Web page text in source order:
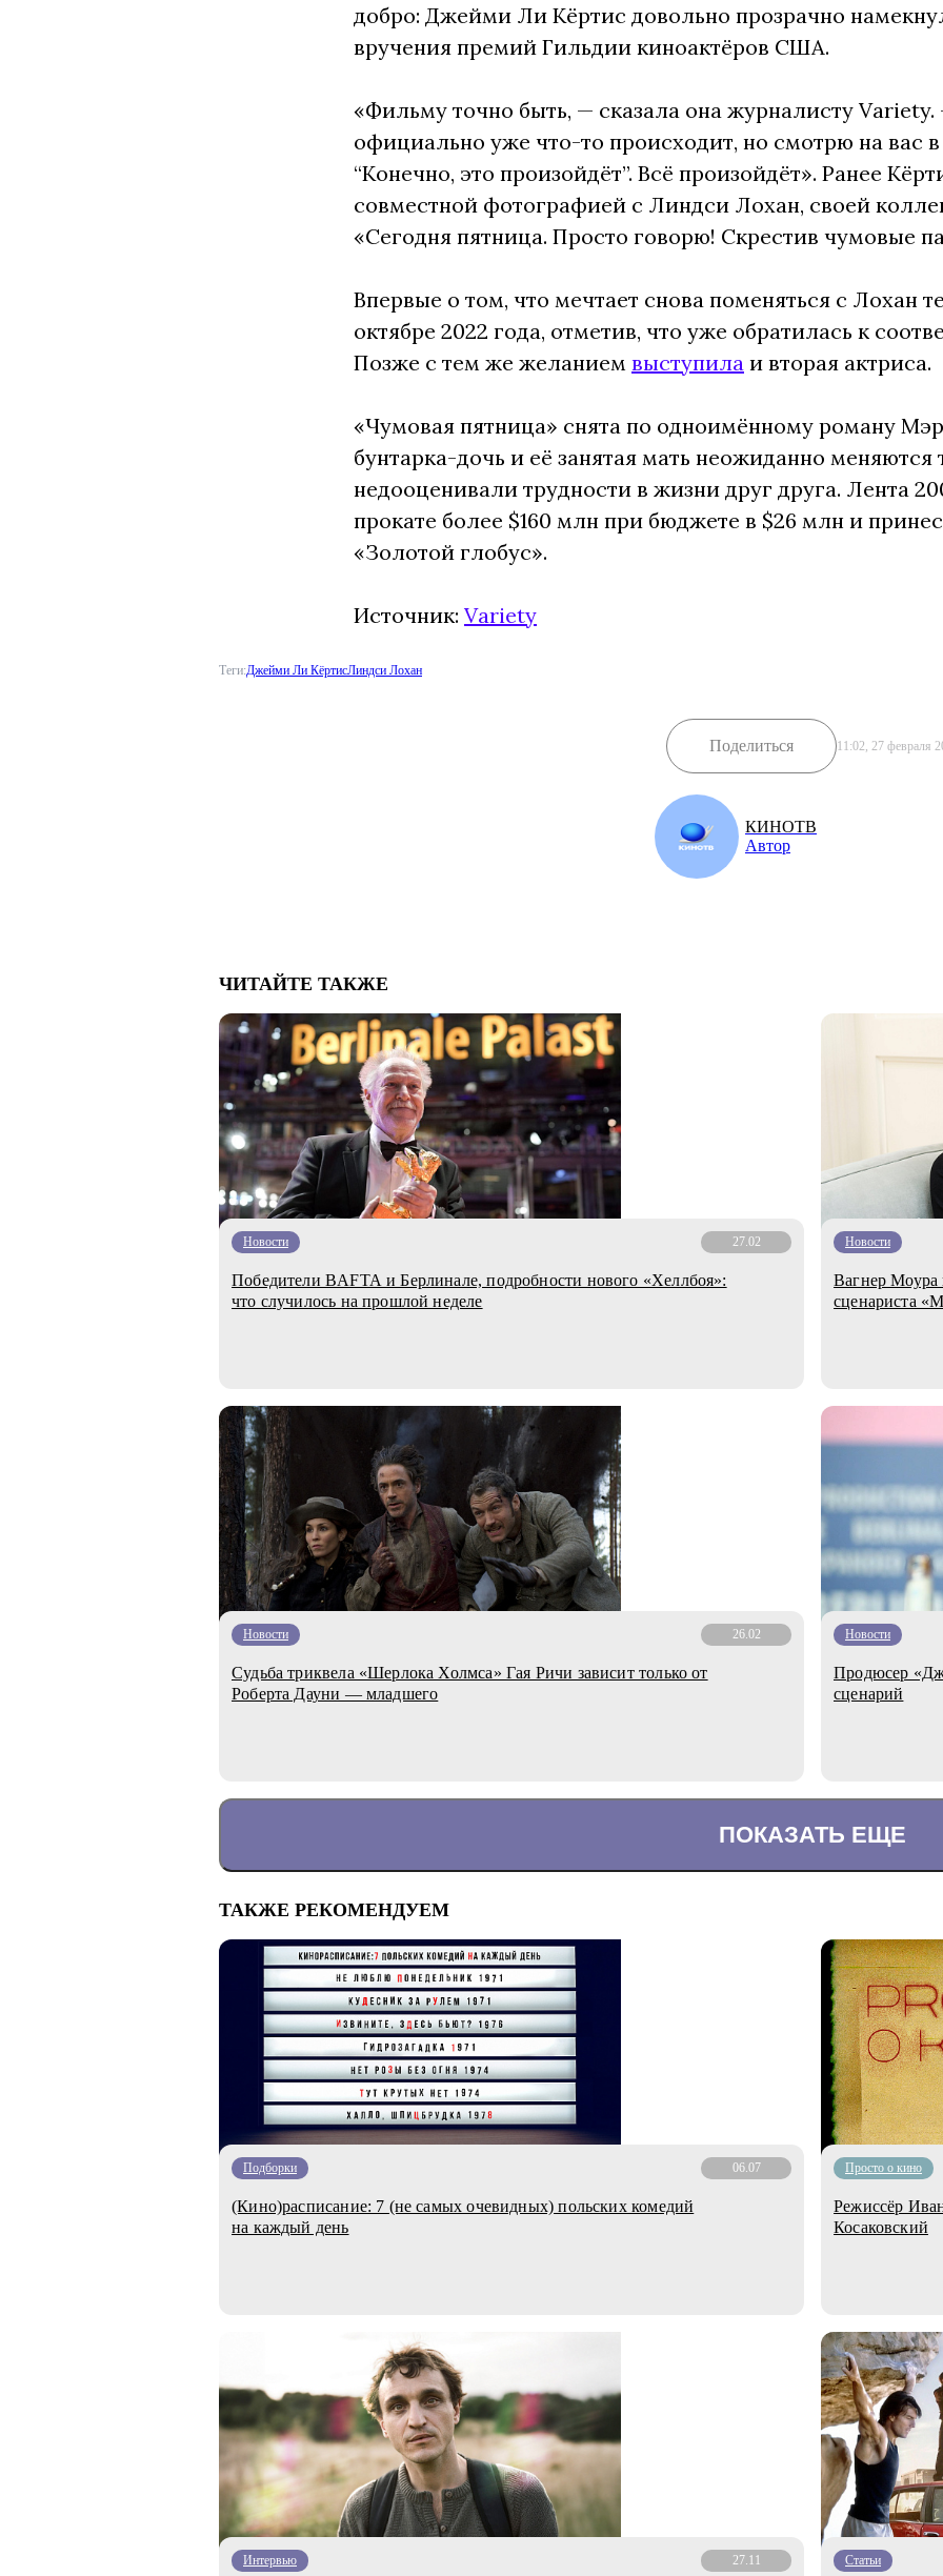
добро: Джейми Ли Кёртис довольно прозрачно
вручения премий Гильдии киноактёров США.
«Фильму точно быть, — сказала она журналисту
официально уже что-то происходит, но смотрю на вас
“Конечно, это произойдёт”. Всё произойдёт». Ранее
совместной фотографией с Линдси Лохан, своей
«Сегодня пятница. Просто говорю! Скрестив чумовые
Впервые о том, что мечтает снова поменяться с Лохан
октябре 2022 года, отметив, что уже обратилась к
Позже с тем же желанием выступила и вторая актриса.
«Чумовая пятница» снята по одноимённому роману
бунтарка-дочь и её занятая мать неожиданно
недооценивали трудности в жизни друг друга. Лента
прокате более $160 млн при бюджете в $26 млн и
«Золотой глобус».
Источник: Variety
Теги:Джейми Ли КёртисЛиндси Лохан
Поделиться 11:02, 27 февраля
КИНОТВ
Автор
ЧИТАЙТЕ ТАКЖЕ
Новости 27.02
Победители BAFTA и Берлинале, подробности нового «Хеллбоя»:
что случилось на прошлой неделе
Новости
Вагнер Моура
сценариста
Новости 26.02
Судьба триквела «Шерлока Холмса» Гая Ричи зависит только от
Роберта Дауни — младшего
Новости
Продюсер
сценарий
ПОКАЗАТЬ ЕЩЕ
ТАКЖЕ РЕКОМЕНДУЕМ
Подборки 06.07
(Кино)расписание: 7 (не самых очевидных) польских комедий
на каждый день
Просто о кино
Режиссёр
Косаковский
Интервью 27.11 Статьи